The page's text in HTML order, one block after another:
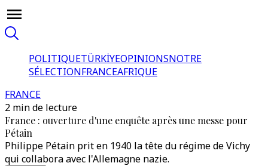
POLITIQUETÜRKİYEOPINIONSNOTRE
SÉLECTIONFRANCEAFRIQUE
FRANCE
2 min de lecture
France : ouverture d'une enquête après une messe pour
Pétain
Philippe Pétain prit en 1940 la tête du régime de Vichy
qui collabora avec l'Allemagne nazie.